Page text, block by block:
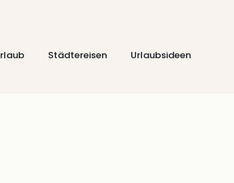
Städtereisen
Urlaubsideen